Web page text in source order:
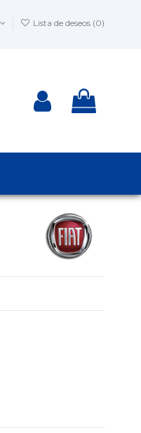
Lista de deseos (0)